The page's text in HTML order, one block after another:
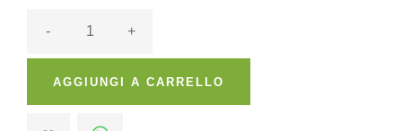
- +
AGGIUNGI A CARRELLO